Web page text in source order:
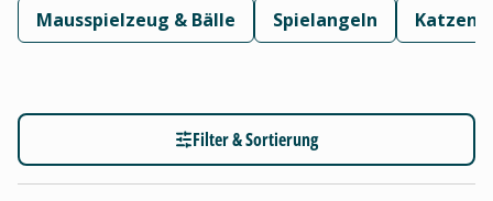
Mausspielzeug & Bälle Spielangeln
Filter & Sortierung